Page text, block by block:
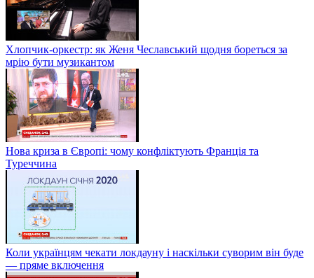
Хлопчик-оркестр: як Женя Чеславський щодня бореться за
мрію бути музикантом
Нова криза в Європі: чому конфліктують Франція та
Туреччина
Коли українцям чекати локдауну і наскільки суворим він буде
— пряме включення